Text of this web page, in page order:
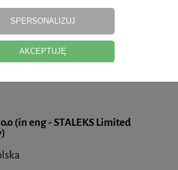
o.o (in eng - STALEKS Limited
o.o (in eng - STALEKS Limited
SPERSONALIZUJ
AKCEPTUJĘ